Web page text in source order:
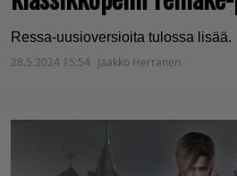
Ressa-uusioversioita tulossa lisää.
28.5.2024 15:54 Jaakko Herranen